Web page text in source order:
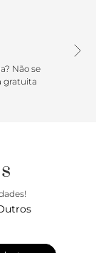
voltaram
ou no
conforto e
Não se
gratuita